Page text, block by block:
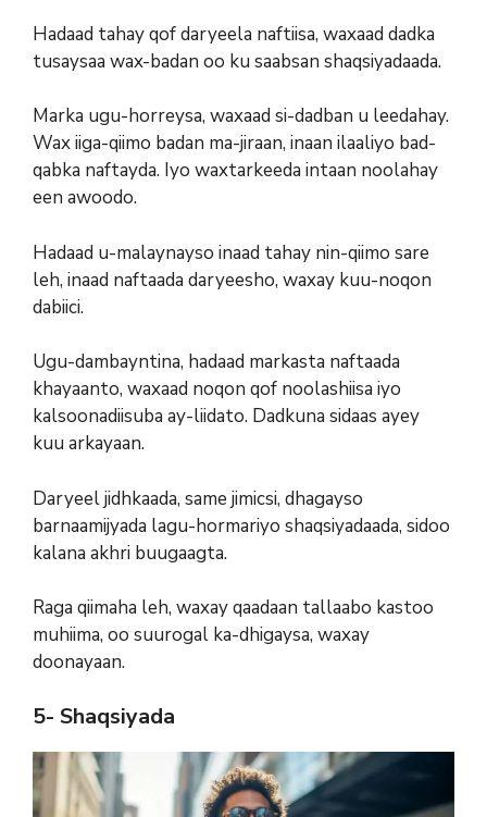
Hadaad tahay qof daryeela naftiisa, waxaad dadka
tusaysaa wax-badan oo ku saabsan shaqsiyadaada.
Marka ugu-horreysa, waxaad si-dadban u leedahay.
Wax iiga-qiimo badan ma-jiraan, inaan ilaaliyo bad-
qabka naftayda. Iyo waxtarkeeda intaan noolahay
een awoodo.
Hadaad u-malaynayso inaad tahay nin-qiimo sare
leh, inaad naftaada daryeesho, waxay kuu-noqon
dabiici.
Ugu-dambayntina, hadaad markasta naftaada
khayaanto, waxaad noqon qof noolashiisa iyo
kalsoonadiisuba ay-liidato. Dadkuna sidaas ayey
kuu arkayaan.
Daryeel jidhkaada, same jimicsi, dhagayso
barnaamijyada lagu-hormariyo shaqsiyadaada, sidoo
kalana akhri buugaagta.
Raga qiimaha leh, waxay qaadaan tallaabo kastoo
muhiima, oo suurogal ka-dhigaysa, waxay
doonayaan.
5- Shaqsiyada